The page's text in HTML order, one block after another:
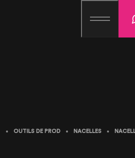
OUTILS DE PROD NACELLES